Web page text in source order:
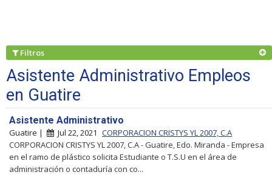
Filtros
Asistente Administrativo Empleos
en Guatire
Asistente Administrativo
Guatire | Jul 22, 2021 CORPORACION CRISTYS YL 2007, C.A
CORPORACION CRISTYS YL 2007, C.A - Guatire, Edo. Miranda - Empresa
en el ramo de plástico solicita Estudiante o T.S.U en el área de
administración o contaduría con co...